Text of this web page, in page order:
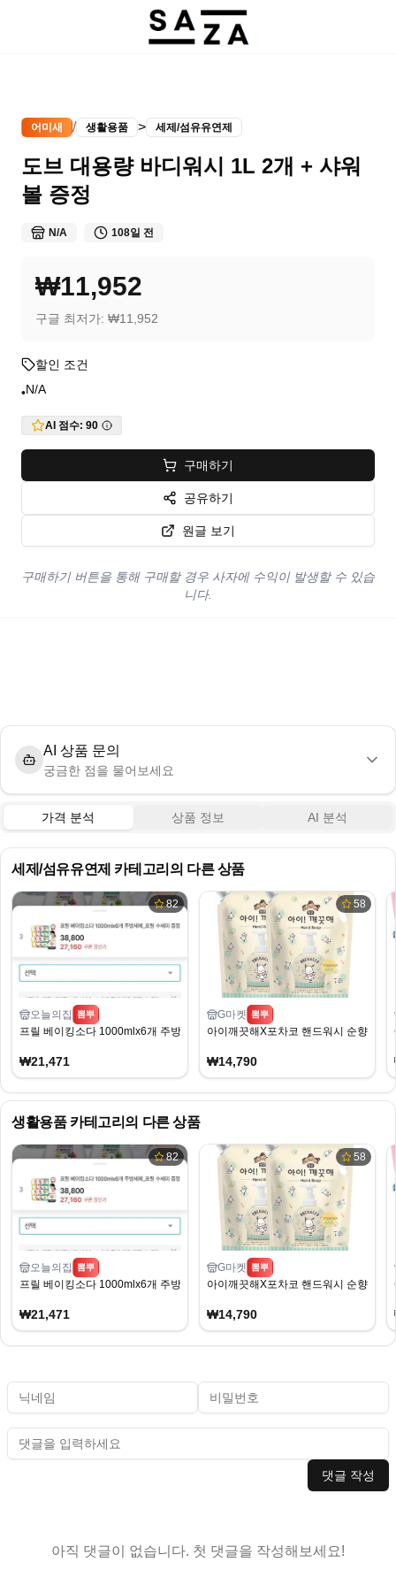
어미새 / 생활용품 > 세제/섬유유연제
도브 대용량 바디워시 1L 2개 + 샤워
볼 증정
N/A 108일 전
₩11,952
구글 최저가: ₩11,952
할인 조건
•N/A
AI 점수: 90
구매하기
공유하기
원글 보기
구매하기 버튼을 통해 구매할 경우 사자에 수익이 발생할 수 있습
니다.
AI 상품 문의
궁금한 점을 물어보세요
가격 분석 상품 정보 AI 분석
세제/섬유유연제 카테고리의 다른 상품
82
오늘의집 뽐뿌
프릴 베이킹소다 1000mlx6개 주방세제_프릴 수세미 증정
₩21,471
58
G마켓 뽐뿌
아이깨끗해X포차코 핸드워시 순향 리
₩14,790
생활용품카테고리의 다른 상품
82
오늘의집 뽐뿌
프릴 베이킹소다 1000mlx6개 주방세제_프릴 수세미 증정
₩21,471
58
G마켓 뽐뿌
아이깨끗해X포차코 핸드워시 순향 리
₩14,790
댓글 작성
아직 댓글이 없습니다. 첫 댓글을 작성해보세요!